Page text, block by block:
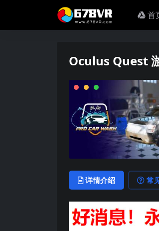
首
Oculus Quest
详情介绍 常